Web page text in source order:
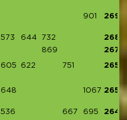
901 2693
573 644 732
2682
869 2672
605 622 751 2657
648 1067 2651
536 667 695
2645